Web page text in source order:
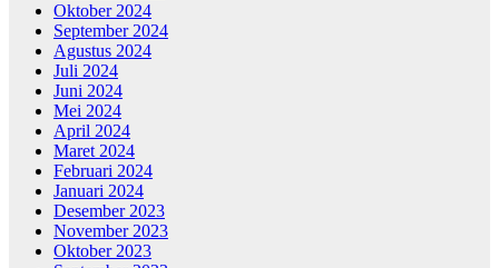
Oktober 2024
September 2024
Agustus 2024
Juli 2024
Juni 2024
Mei 2024
April 2024
Maret 2024
Februari 2024
Januari 2024
Desember 2023
November 2023
Oktober 2023